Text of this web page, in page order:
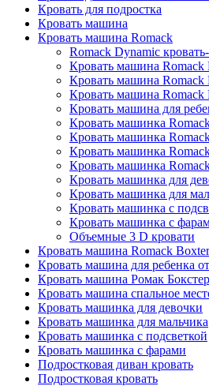
Кровать для подростка
Кровать машина
Кровать машина Romack
Romack Dynamic
Кровать машина Romack
Кровать машина Romack
Кровать машина Romack
Кровать машина для
Кровать машинка
Кровать машинка
Кровать машинка
Кровать машинка
Кровать машинка для
Кровать машинка для
Кровать машинка с
Кровать машинка с
Объемные 3 D кровати
Кровать машина Romack
Кровать машина для ребенка
Кровать машина Ромак
Кровать машина спальное
Кровать машинка для девочки
Кровать машинка для мальчика
Кровать машинка с подсветкой
Кровать машинка с фарами
Подростковая диван кровать
Подростковая кровать